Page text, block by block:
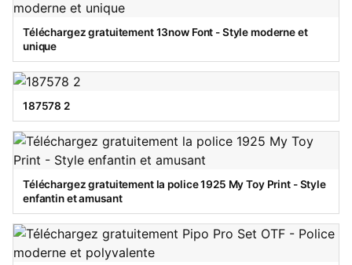
Téléchargez gratuitement 13now Font - Style moderne et
unique
187578 2
Téléchargez gratuitement la police 1925 My Toy Print - Style
enfantin et amusant